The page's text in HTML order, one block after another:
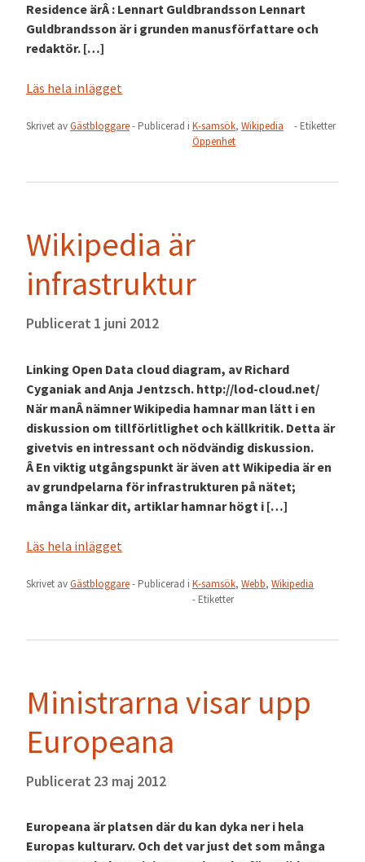
Residence ärÂ : Lennart Guldbrandsson Lennart
Guldbrandsson är i grunden manusförfattare och
redaktör. […]
Läs hela inlägget
Skrivet avGästbloggare- Publicerad i K-samsök, Wikipedia
- Etiketter
Öppenhet
Wikipedia är
infrastruktur
Publicerat 1 juni 2012
Linking Open Data cloud diagram, av Richard
Cyganiak and Anja Jentzsch. http://lod-cloud.net/
När manÂ nämner Wikipedia hamnar man lätt i en
diskussion om tillförlitlighet och källkritik. Detta är
givetvis en intressant och nödvändig diskussion.
Â En viktig utgångspunkt är även att Wikipedia är en
av grundpelarna för infrastrukturen på nätet;
många länkar dit, artiklar hamnar högt i […]
Läs hela inlägget
Skrivet avGästbloggare- Publicerad i K-samsök, Webb, Wikipedia
- Etiketter
Ministrarna visar upp
Europeana
Publicerat 23 maj 2012
Europeana är platsen där du kan dyka ner i hela
Europas kulturarv. Och det var just det som många